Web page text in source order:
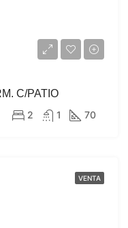
C/PATIO
2 1 70
VENTA